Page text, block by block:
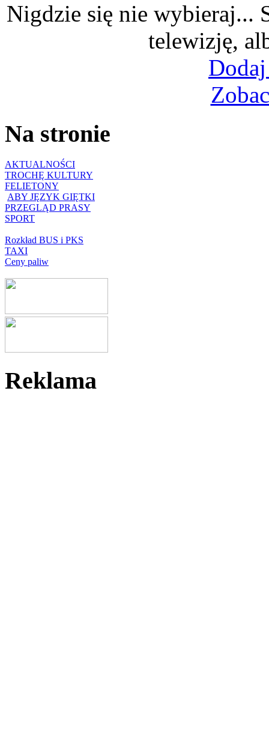
Nigdzie się nie wybieraj...
telewizję,
Na stronie
AKTUALNOŚCI
TROCHĘ KULTURY
FELIETONY
ABY JĘZYK GIĘTKI
PRZEGLĄD PRASY
SPORT
Rozkład BUS i PKS
TAXI
Ceny paliw
Reklama